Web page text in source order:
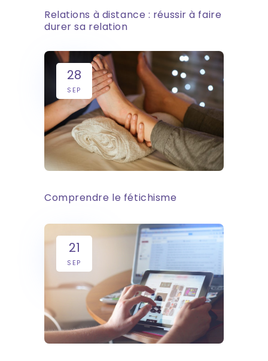
Relations à distance : réussir à faire
durer sa relation
28
SEP
Comprendre le fétichisme
21
SEP